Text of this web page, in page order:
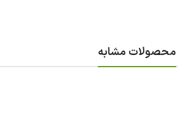
محصولات مشابه